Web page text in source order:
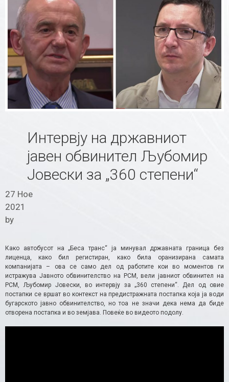
Интервју на државниот
јавен обвинител Љубомир
Јовески за „360 степени“
27 Ное
2021
by
Како автобусот на „Беса транс“ ја минувал државната граница без
лиценца, како бил регистиран, како била оранизирана самата
компанијата – ова се само дел од работите кои во моментов ги
истражува Јавното обвинителство на РСМ, вели јавниот обвинител на
РСМ, Љубомир Јовески, во интервју за „360 степени“. Дел од овие
постапки се вршат во контекст на предистражната постапка која ја води
бугарското јавно обвинителство, но тоа не значи дека нема да биде
отворена постапка и во земјава. Повеќе во видеото подолу.